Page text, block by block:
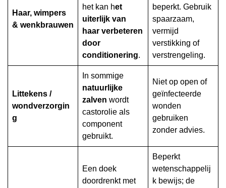
Haar, wimpers
& wenkbrauwen
het kan het
uiterlijk van
haar verbeteren
door
conditionering.
beperkt. Gebruik
spaarzaam,
vermijd
verstikking of
verstrengeling.
Littekens /
wondverzorgin
g
In sommige
natuurlijke
zalven wordt
castorolie als
component
gebruikt.
Niet op open of
geïnfecteerde
wonden
gebruiken
zonder advies.
Een doek
doordrenkt met
Beperkt
wetenschappelij
k bewijs; de